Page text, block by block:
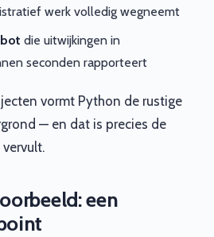
werk volledig wegneemt
die uitwijkingen in
seconden rapporteert
vormt Python de rustige
— en dat is precies de
een